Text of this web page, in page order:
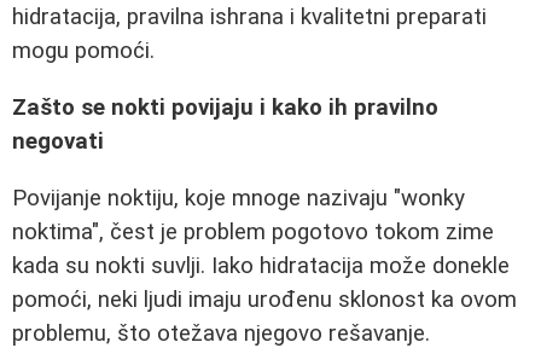
hidratacija, pravilna ishrana i kvalitetni preparati
mogu pomoći.
Zašto se nokti povijaju i kako ih pravilno
negovati
Povijanje noktiju, koje mnoge nazivaju "wonky
noktima", čest je problem pogotovo tokom zime
kada su nokti suvlji. Iako hidratacija može donekle
pomoći, neki ljudi imaju urođenu sklonost ka ovom
problemu, što otežava njegovo rešavanje.